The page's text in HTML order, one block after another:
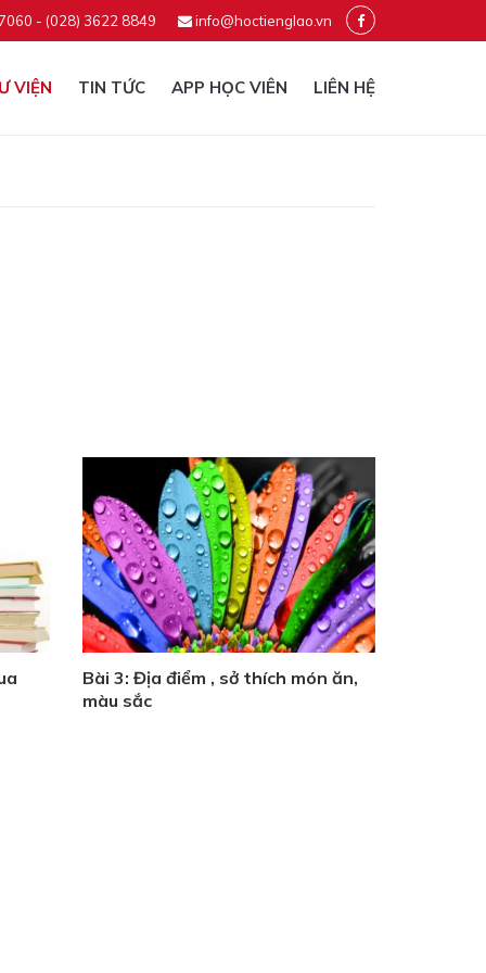
- (028) 3622 8849 info@hoctienglao.vn
VIỆN TIN TỨC APP HỌC VIÊN LIÊN HỆ
Bài 3: Địa điểm , sở thích món ăn,
màu sắc